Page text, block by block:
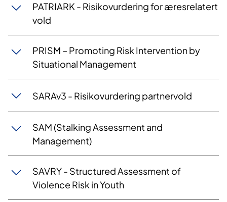
PATRIARK - Risikovurdering for æresrelatert
vold
PRISM – Promoting Risk Intervention by
Situational Management
SARAv3 - Risikovurdering partnervold
SAM (Stalking Assessment and
Management)
SAVRY - Structured Assessment of
Violence Risk in Youth